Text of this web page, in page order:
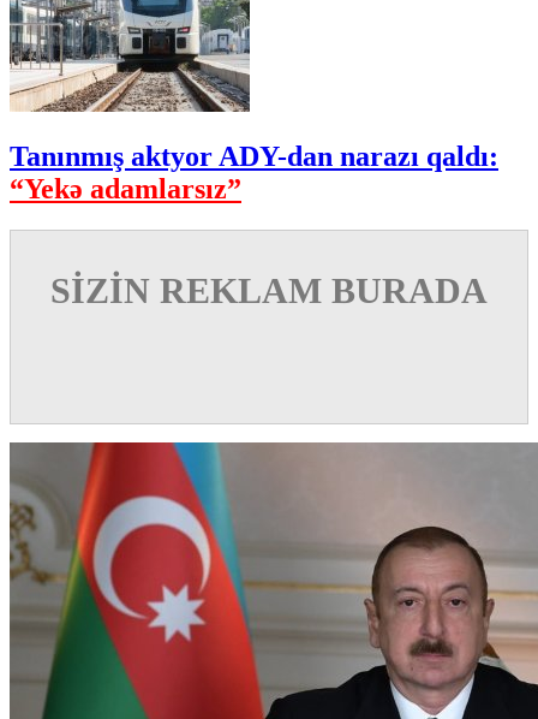
Tanınmış aktyor ADY-dan narazı qaldı:
“Yekə adamlarsız”
SİZİN REKLAM BURADA